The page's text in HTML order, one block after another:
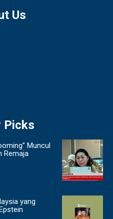
Us
Picks
Muncul
Remaja
yang